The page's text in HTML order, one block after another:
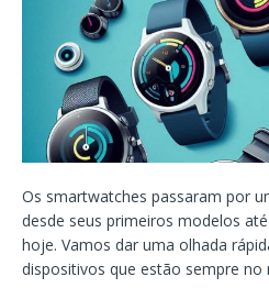
Os smartwatches passaram por
desde seus primeiros modelos
hoje. Vamos dar uma olhada
dispositivos que estão sempre no